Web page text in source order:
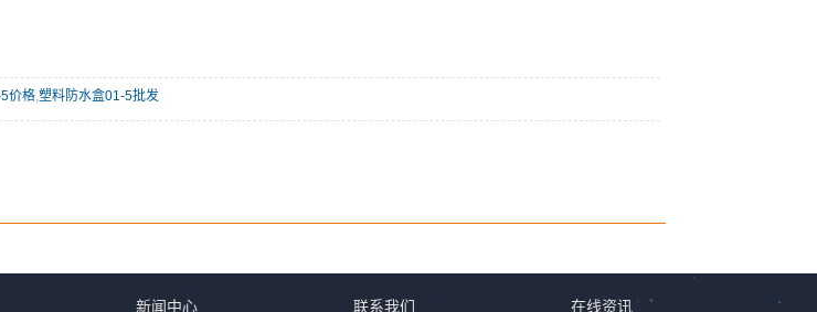
价格,塑料防水盒01-5批发
新闻中心 联系我们 在线资讯